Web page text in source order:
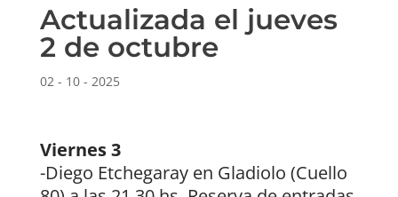
Actualizada el jueves
2 de octubre
02 - 10 - 2025
Viernes 3
-Diego Etchegaray en Gladiolo (Cuello